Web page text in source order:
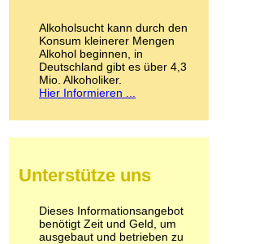
LSD
Marihuana
Medikamente
Meskalin
Metamphetamin
Methadon
Pilze
Psychopharmaka
Schlafmittel
Schmerzmittel
Alkoholsucht kann durch den
Konsum kleinerer Mengen
Alkohol beginnen, in
Deutschland gibt es über 4,3
Mio. Alkoholiker.
Hier Informieren ...
Unterstütze uns
Dieses Informationsangebot
benötigt Zeit und Geld, um
ausgebaut und betrieben zu